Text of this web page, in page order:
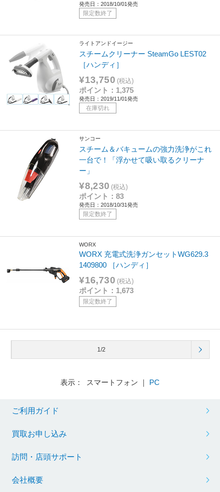
発売日：2018/10/01発売
限定数終了
ライトアンドイージー
スチームクリーナー SteamGo LEST02
［ハンディ］
¥13,750 (税込)
ポイント：1,375
発売日：2019/11/01発売
在庫切れ
サンコー
スチーム＆バキュームの強力洗浄がこれ
一台で！「浮かせて吸い取るクリーナ
ー」
¥8,230 (税込)
ポイント：83
発売日：2018/10/31発売
限定数終了
WORX
WORX 充電式洗浄ガンセットWG629.3
1409800 ［ハンディ］
¥16,730 (税込)
ポイント：1,673
限定数終了
1/2
表示： スマートフォン ｜ PC
ご利用ガイド
買取お申し込み
訪問・店頭サポート
会社概要